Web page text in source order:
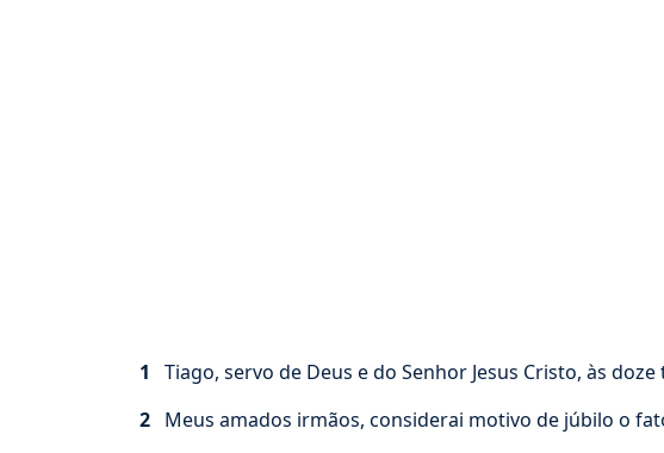
1 Tiago, servo de Deus e do Senhor Jesus Cristo, às
2 Meus amados irmãos, considerai motivo de júbilo o